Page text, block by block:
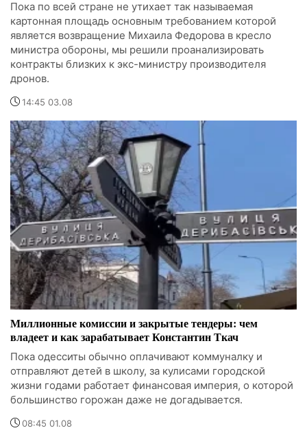
Пока по всей стране не утихает так называемая
картонная площадь основным требованием которой
является возвращение Михаила Федорова в кресло
министра обороны, мы решили проанализировать
контракты близких к экс-министру производителя
дронов.
14:45 03.08
Миллионные комиссии и закрытые тендеры: чем
владеет и как зарабатывает Константин Ткач
Пока одесситы обычно оплачивают коммуналку и
отправляют детей в школу, за кулисами городской
жизни годами работает финансовая империя, о которой
большинство горожан даже не догадывается.
08:45 01.08